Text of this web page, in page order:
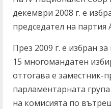
декември 2008 г. е
председател на партия
През 2009 г. е избран
15 многомандатен
оттогава е заместник-
парламентарната
на комисията по